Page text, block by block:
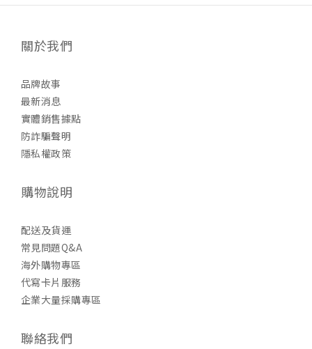
關於我們
品牌故事
最新消息
實體銷售據點
防詐騙聲明
隱私權政策
購物說明
配送及貨運
常見問題Q&A
海外購物專區
代寫卡片服務
企業大量採購專區
聯絡我們